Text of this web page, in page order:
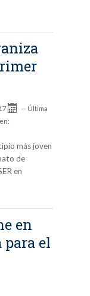
— Última
más joven
de
en
en
para el